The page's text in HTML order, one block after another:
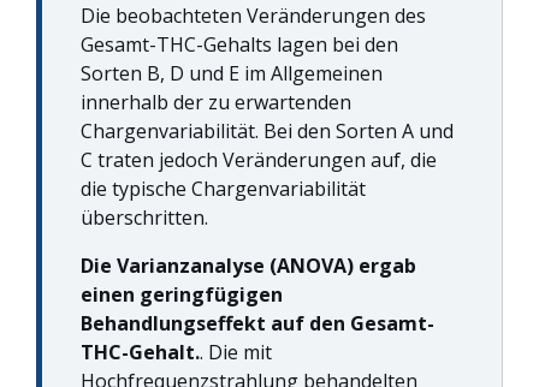
Die beobachteten Veränderungen des
Gesamt-THC-Gehalts lagen bei den
Sorten B, D und E im Allgemeinen
innerhalb der zu erwartenden
Chargenvariabilität. Bei den Sorten A und
C traten jedoch Veränderungen auf, die
die typische Chargenvariabilität
überschritten.
Die Varianzanalyse (ANOVA) ergab
einen geringfügigen
Behandlungseffekt auf den Gesamt-
THC-Gehalt.. Die mit
Hochfrequenzstrahlung behandelten